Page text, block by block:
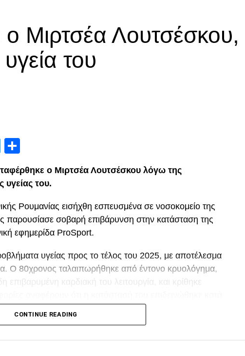
ο Μιρτσέα Λουτσέσκου,
του
Telegram
ο Μιρτσέα Λουτσέσκου λόγω της
υγείας του.
Ρουμανίας εισήχθη εσπευσμένα σε νοσοκομείο της
παρουσίασε σοβαρή επιβάρυνση στην κατάσταση της
εφημερίδα ProSport.
υγείας προς το τέλος του 2025, με αποτέλεσμα
Ο 80χρονος ταλαιπωρήθηκε από έντονο κρυολόγημα,
επιβαρυμένη καρδιακή του λειτουργία, και κρίθηκε
CONTINUE READING